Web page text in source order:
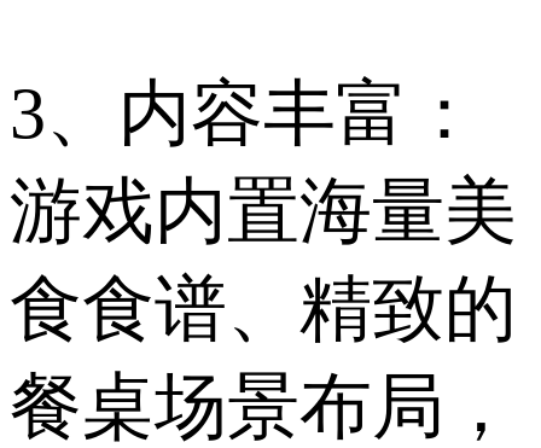
3、内容丰富：
游戏内置海量美
食食谱、精致的
餐桌场景布局，